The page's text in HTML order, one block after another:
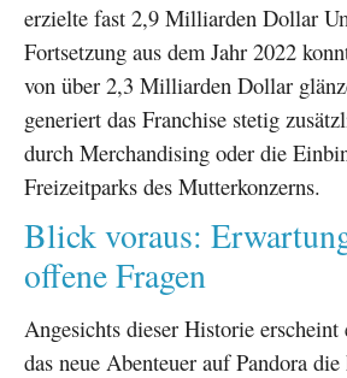
erzielte fast 2,9 Milliarden Dollar
Fortsetzung aus dem Jahr 2022
von über 2,3 Milliarden Dollar
generiert das Franchise stetig
durch Merchandising oder die
Freizeitparks des Mutterkonzerns.
Blick voraus:
offene Fragen
Angesichts dieser Historie erscheint
das neue Abenteuer auf Pandora die